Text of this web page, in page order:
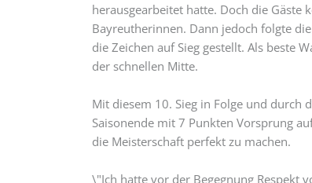
herausgearbeitet hatte. Doch die
Bayreutherinnen. Dann jedoch folgte
die Zeichen auf Sieg gestellt. Als beste
der schnellen Mitte.
Mit diesem 10. Sieg in Folge und durch
Saisonende mit 7 Punkten Vorsprung
die Meisterschaft perfekt zu machen.
\"Ich hatte vor der Begegnung Respekt